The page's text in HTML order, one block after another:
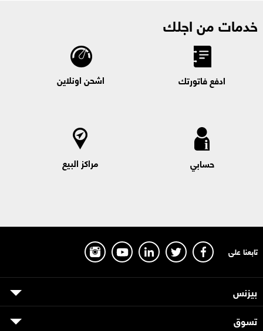
خدمات من اجلك
ادفع فاتورتك اشحن اونلاين
حسابي مراكز البيع
تابعنا على
بيزنس
تسوق